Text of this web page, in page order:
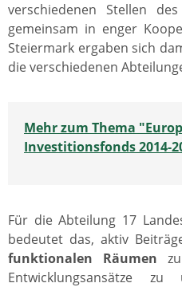
verschiedenen Stellen
gemeinsam in enger
Steiermark ergaben sich
die verschiedenen
Mehr zum Thema
Investitionsfonds 2014-
Für die Abteilung 17
bedeutet das, aktiv
funktionalen Räumen
Entwicklungsansätze zu